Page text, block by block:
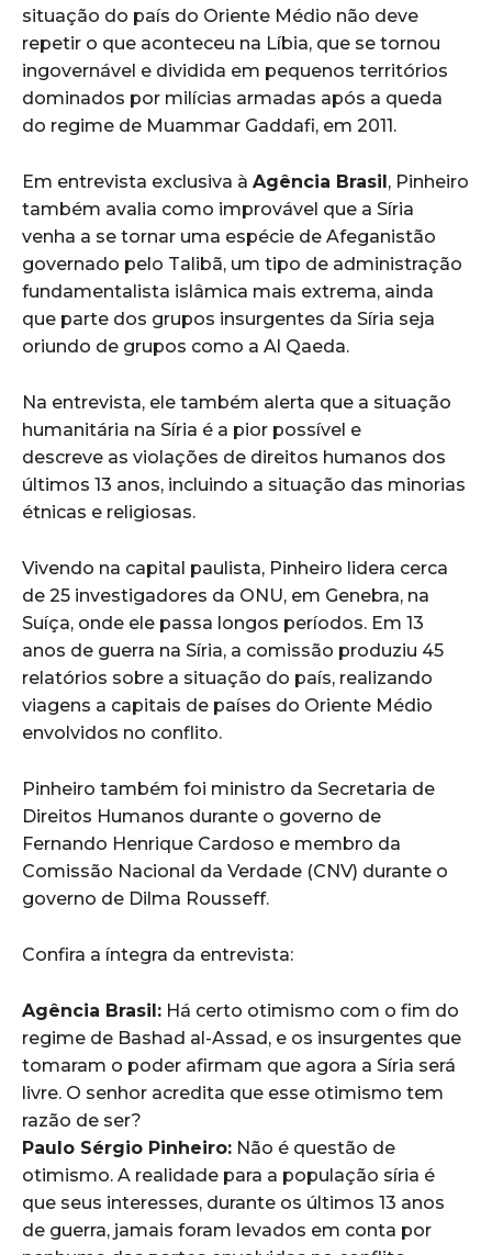
situação do país do Oriente Médio não deve
repetir o que aconteceu na Líbia, que se tornou
ingovernável e dividida em pequenos territórios
dominados por milícias armadas após a queda
do regime de Muammar Gaddafi, em 2011.
Em entrevista exclusiva à Agência Brasil, Pinheiro
também avalia como improvável que a Síria
venha a se tornar uma espécie de Afeganistão
governado pelo Talibã, um tipo de administração
fundamentalista islâmica mais extrema, ainda
que parte dos grupos insurgentes da Síria seja
oriundo de grupos como a Al Qaeda.
Na entrevista, ele também alerta que a situação
humanitária na Síria é a pior possível e
descreve as violações de direitos humanos dos
últimos 13 anos, incluindo a situação das minorias
étnicas e religiosas.
Vivendo na capital paulista, Pinheiro lidera cerca
de 25 investigadores da ONU, em Genebra, na
Suíça, onde ele passa longos períodos. Em 13
anos de guerra na Síria, a comissão produziu 45
relatórios sobre a situação do país, realizando
viagens a capitais de países do Oriente Médio
envolvidos no conflito.
Pinheiro também foi ministro da Secretaria de
Direitos Humanos durante o governo de
Fernando Henrique Cardoso e membro da
Comissão Nacional da Verdade (CNV) durante o
governo de Dilma Rousseff.
Confira a íntegra da entrevista:
Agência Brasil: Há certo otimismo com o fim do
regime de Bashad al-Assad, e os insurgentes que
tomaram o poder afirmam que agora a Síria será
livre. O senhor acredita que esse otimismo tem
razão de ser?
Paulo Sérgio Pinheiro: Não é questão de
otimismo. A realidade para a população síria é
que seus interesses, durante os últimos 13 anos
de guerra, jamais foram levados em conta por